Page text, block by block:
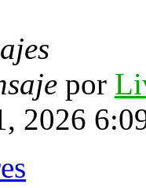
por
2026